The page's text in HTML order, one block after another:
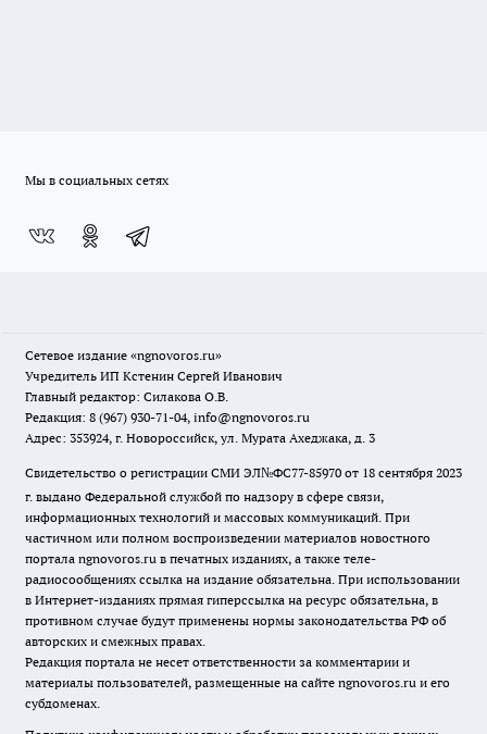
Мы в социальных сетях
Сетевое издание «ngnovoros.ru»
Учредитель ИП Кстенин Сергей Иванович
Главный редактор: Силакова О.В.
Редакция: 8 (967) 930-71-04, info@ngnovoros.ru
Адрес: 353924, г. Новороссийск, ул. Мурата Ахеджака, д. 3
Свидетельство о регистрации СМИ ЭЛ№ФС77-85970 от 18 сентября 2023
г. выдано Федеральной службой по надзору в сфере связи,
информационных технологий и массовых коммуникаций. При
частичном или полном воспроизведении материалов новостного
портала ngnovoros.ru в печатных изданиях, а также теле-
радиосообщениях ссылка на издание обязательна. При использовании
в Интернет-изданиях прямая гиперссылка на ресурс обязательна, в
противном случае будут применены нормы законодательства РФ об
авторских и смежных правах.
Редакция портала не несет ответственности за комментарии и
материалы пользователей, размещенные на сайте ngnovoros.ru и его
субдоменах.